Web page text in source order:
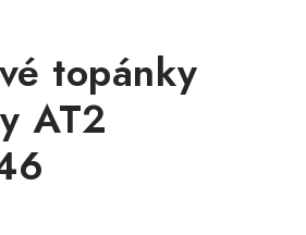
topánky
AT2